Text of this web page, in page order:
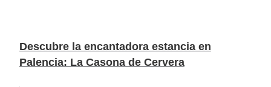
Descubre la encantadora estancia en
Palencia: La Casona de Cervera